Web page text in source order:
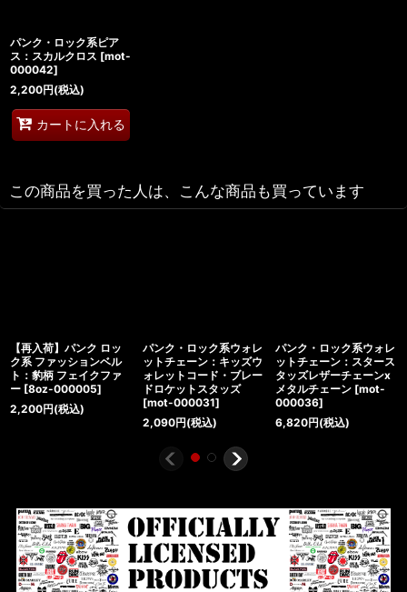
パンク・ロック系ピア
ス：スカルクロス [mot-
000042]
2,200円(税込)
カートに入れる
この商品を買った人は、こんな商品も買っています
【再入荷】パンク ロッ
ク系 ファッションベル
ト：豹柄 フェイクファ
ー [8oz-000005]
2,200円(税込)
パンク・ロック系ウォレ
ットチェーン：キッズウ
ォレットコード・ブレー
ドロケットスタッズ
[mot-000031]
2,090円(税込)
パンク・ロック系ウォレ
ットチェーン：スタース
タッズレザーチェーンx
メタルチェーン [mot-
000036]
6,820円(税込)